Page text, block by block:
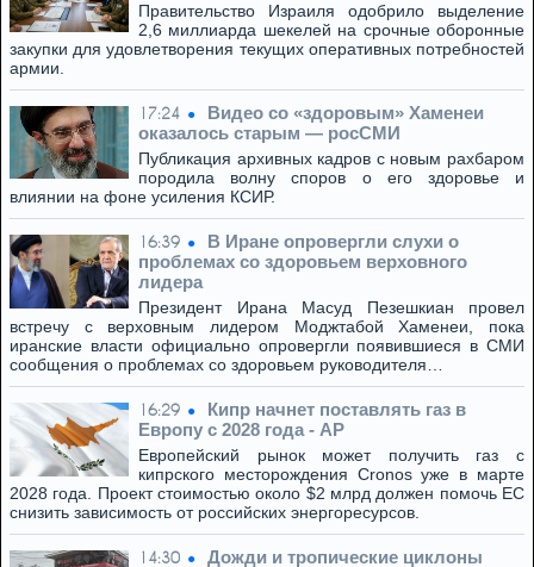
Правительство Израиля одобрило выделение
2,6 миллиарда шекелей на срочные оборонные
закупки для удовлетворения текущих оперативных потребностей
армии.
17:24
Видео со «здоровым» Хаменеи
оказалось старым — росСМИ
Публикация архивных кадров с новым рахбаром
породила волну споров о его здоровье и
влиянии на фоне усиления КСИР.
16:39
В Иране опровергли слухи о
проблемах со здоровьем верховного
лидера
Президент Ирана Масуд Пезешкиан провел
встречу с верховным лидером Моджтабой Хаменеи, пока
иранские власти официально опровергли появившиеся в СМИ
сообщения о проблемах со здоровьем руководителя…
16:29
Кипр начнет поставлять газ в
Европу с 2028 года - AP
Европейский рынок может получить газ с
кипрского месторождения Cronos уже в марте
2028 года. Проект стоимостью около $2 млрд должен помочь ЕС
снизить зависимость от российских энергоресурсов.
14:30
Дожди и тропические циклоны